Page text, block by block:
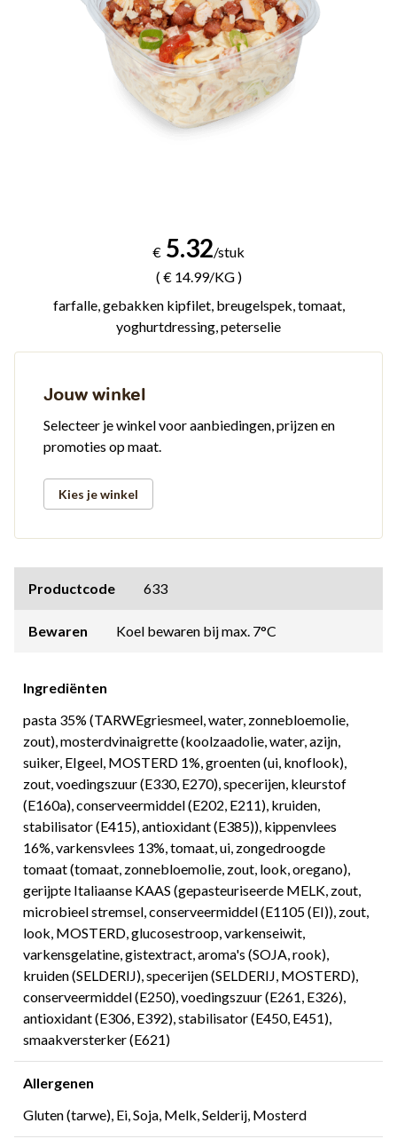
€ 5.32/stuk
( € 14.99/KG )
farfalle, gebakken kipfilet, breugelspek, tomaat,
yoghurtdressing, peterselie
Jouw winkel
Selecteer je winkel voor aanbiedingen, prijzen en
promoties op maat.
Kies je winkel
Productcode 633
Bewaren Koel bewaren bij max. 7°C
Ingrediënten
pasta 35% (TARWEgriesmeel, water, zonnebloemolie,
zout), mosterdvinaigrette (koolzaadolie, water, azijn,
suiker, EIgeel, MOSTERD 1%, groenten (ui, knoflook),
zout, voedingszuur (E330, E270), specerijen, kleurstof
(E160a), conserveermiddel (E202, E211), kruiden,
stabilisator (E415), antioxidant (E385)), kippenvlees
16%, varkensvlees 13%, tomaat, ui, zongedroogde
tomaat (tomaat, zonnebloemolie, zout, look, oregano),
gerijpte Italiaanse KAAS (gepasteuriseerde MELK, zout,
microbieel stremsel, conserveermiddel (E1105 (EI)), zout,
look, MOSTERD, glucosestroop, varkenseiwit,
varkensgelatine, gistextract, aroma's (SOJA, rook),
kruiden (SELDERIJ), specerijen (SELDERIJ, MOSTERD),
conserveermiddel (E250), voedingszuur (E261, E326),
antioxidant (E306, E392), stabilisator (E450, E451),
smaakversterker (E621)
Allergenen
Gluten (tarwe), Ei, Soja, Melk, Selderij, Mosterd